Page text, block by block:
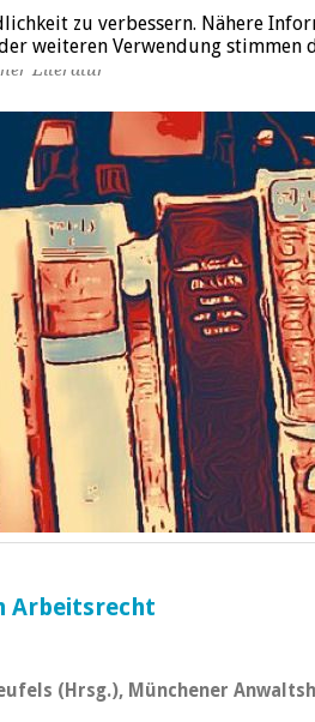
Literatur
Arbeitsrecht
(Hrsg.), Münchener
zu verbessern. Nähere
weiteren Verwendung stimmen